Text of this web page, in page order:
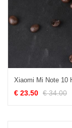
€ 23.50 € 34.00